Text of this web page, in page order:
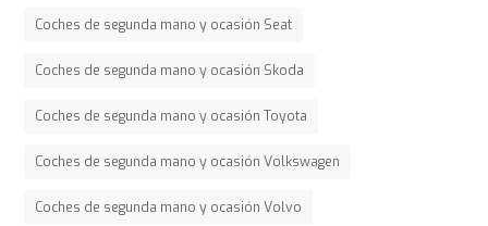
Coches de segunda mano y ocasión Seat
Coches de segunda mano y ocasión Skoda
Coches de segunda mano y ocasión Toyota
Coches de segunda mano y ocasión Volkswagen
Coches de segunda mano y ocasión Volvo